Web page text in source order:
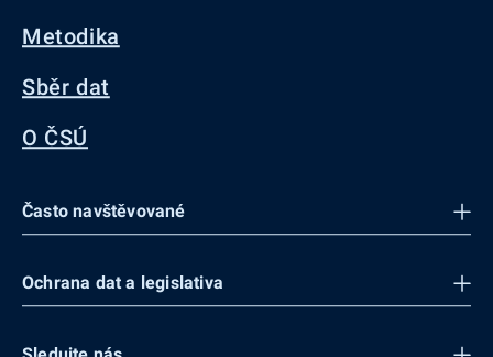
Metodika
Sběr dat
O ČSÚ
Často navštěvované
Ochrana dat a legislativa